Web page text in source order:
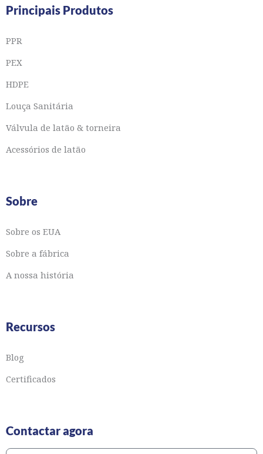
Principais Produtos
PPR
PEX
HDPE
Louça Sanitária
Válvula de latão & torneira
Acessórios de latão
Sobre
Sobre os EUA
Sobre a fábrica
A nossa história
Recursos
Blog
Certificados
Contactar agora